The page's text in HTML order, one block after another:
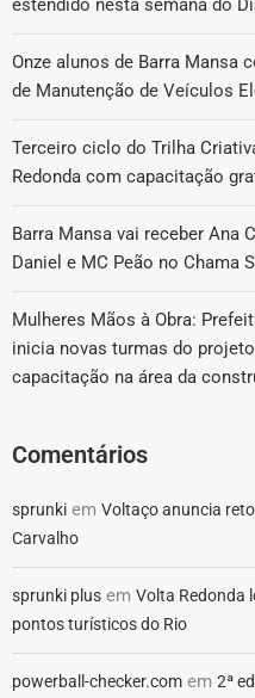
estendido nesta semana do
Onze alunos de Barra Mansa
de Manutenção de Veículos
Terceiro ciclo do Trilha
Redonda com capacitação
Barra Mansa vai receber Ana
Daniel e MC Peão no Chama
Mulheres Mãos à Obra:
inicia novas turmas do
capacitação na área da
Comentários
sprunki em Voltaço anuncia
Carvalho
sprunki plus em Volta Redonda
pontos turísticos do Rio
powerball-checker.com em 2ª